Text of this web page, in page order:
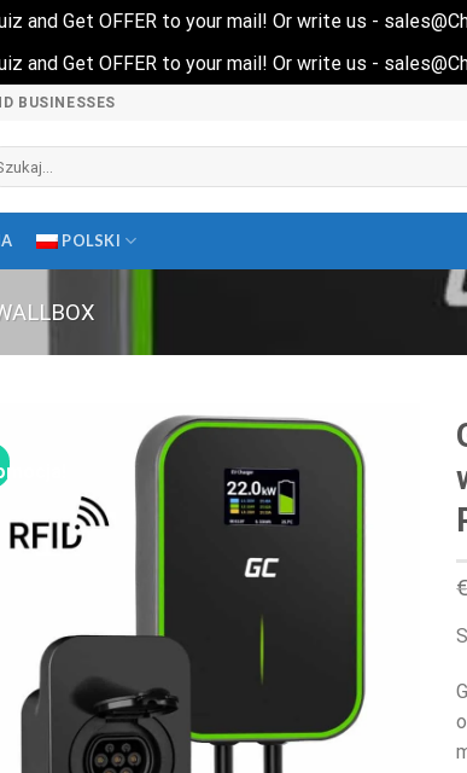
and Get OFFER to your mail! Or write us -
and Get OFFER to your mail! Or write us -
BUSINESSES
POLSKI